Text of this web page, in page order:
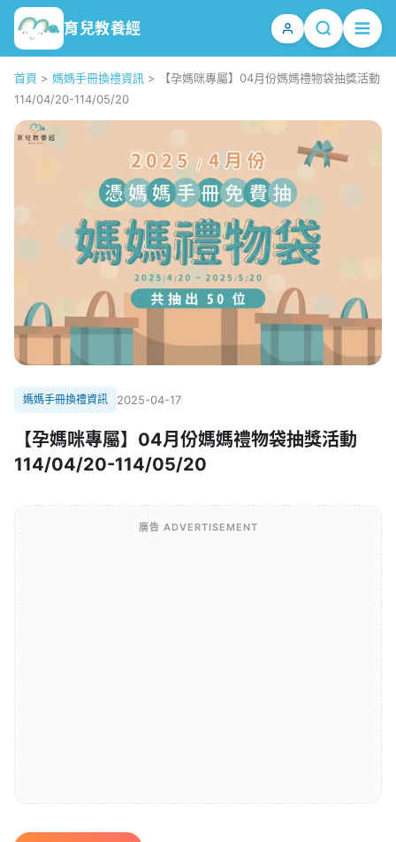
育兒教養經
首頁 > 媽媽手冊換禮資訊 >
【孕媽咪專屬】04月份媽媽禮物袋抽獎活動
114/04/20-114/05/20
媽媽手冊換禮資訊 2025-04-17
【孕媽咪專屬】04月份媽媽禮物袋抽獎活動
114/04/20-114/05/20
廣告 ADVERTISEMENT